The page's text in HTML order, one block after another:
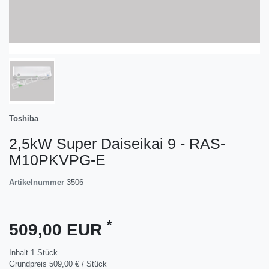
Toshiba
2,5kW Super Daiseikai 9 - RAS-
M10PKVPG-E
Artikelnummer 3506
509,00 EUR *
Inhalt 1 Stück
Grundpreis 509,00 € / Stück